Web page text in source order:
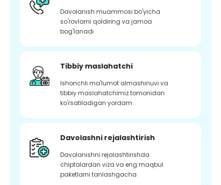
Davolanish muammosi bo'yicha
so'rovlarni qoldiring va jamoa
bog'lanadi
Tibbiy maslahatchi
Ishonchli ma'lumot almashinuvi va
tibbiy maslahatchimiz tomonidan
ko'rsatiladigan yordam
Davolashni rejalashtirish
Davolanishni rejalashtirishda
chiptalardan viza va eng maqbul
paketlarni tanlashgacha